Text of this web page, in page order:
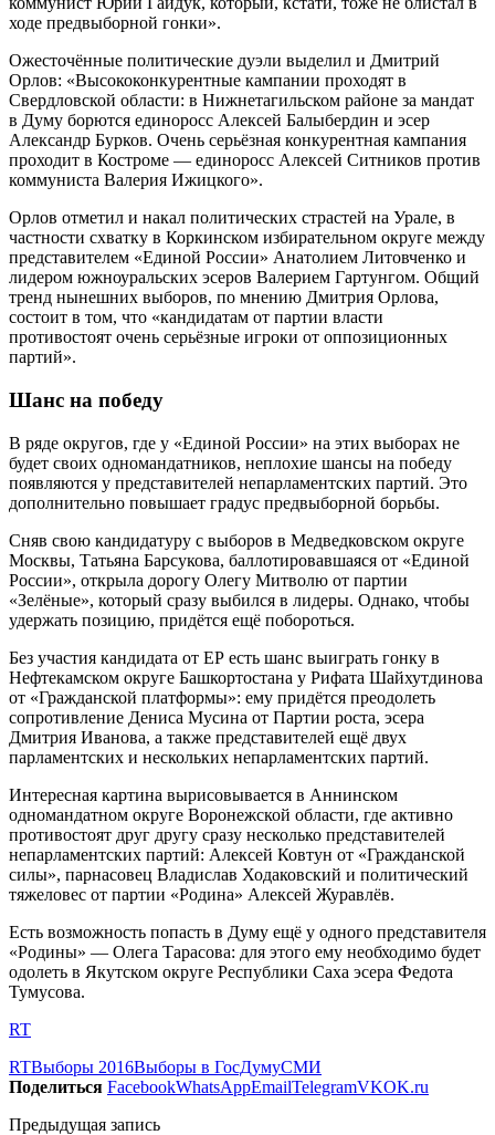
ходе предвыборной гонки».
Ожесточённые политические дуэли выделил и Дмитрий
Орлов: «Высококонкурентные кампании проходят в
Свердловской области: в Нижнетагильском районе за мандат
в Думу борются единоросс Алексей Балыбердин и эсер
Александр Бурков. Очень серьёзная конкурентная кампания
проходит в Костроме — единоросс Алексей Ситников против
коммуниста Валерия Ижицкого».
Орлов отметил и накал политических страстей на Урале, в
частности схватку в Коркинском избирательном округе между
представителем «Единой России» Анатолием Литовченко и
лидером южноуральских эсеров Валерием Гартунгом. Общий
тренд нынешних выборов, по мнению Дмитрия Орлова,
состоит в том, что «кандидатам от партии власти
противостоят очень серьёзные игроки от оппозиционных
партий».
Шанс на победу
В ряде округов, где у «Единой России» на этих выборах не
будет своих одномандатников, неплохие шансы на победу
появляются у представителей непарламентских партий. Это
дополнительно повышает градус предвыборной борьбы.
Сняв свою кандидатуру с выборов в Медведковском округе
Москвы, Татьяна Барсукова, баллотировавшаяся от «Единой
России», открыла дорогу Олегу Митволю от партии
«Зелёные», который сразу выбился в лидеры. Однако, чтобы
удержать позицию, придётся ещё побороться.
Без участия кандидата от ЕР есть шанс выиграть гонку в
Нефтекамском округе Башкортостана у Рифата Шайхутдинова
от «Гражданской платформы»: ему придётся преодолеть
сопротивление Дениса Мусина от Партии роста, эсера
Дмитрия Иванова, а также представителей ещё двух
парламентских и нескольких непарламентских партий.
Интересная картина вырисовывается в Аннинском
одномандатном округе Воронежской области, где активно
противостоят друг другу сразу несколько представителей
непарламентских партий: Алексей Ковтун от «Гражданской
силы», парнасовец Владислав Ходаковский и политический
тяжеловес от партии «Родина» Алексей Журавлёв.
Есть возможность попасть в Думу ещё у одного представителя
«Родины» — Олега Тарасова: для этого ему необходимо будет
одолеть в Якутском округе Республики Саха эсера Федота
Тумусова.
RT
RTВыборы 2016Выборы в ГосДумуСМИ
Поделиться FacebookWhatsAppEmailTelegramVKOK.ru
Предыдущая запись